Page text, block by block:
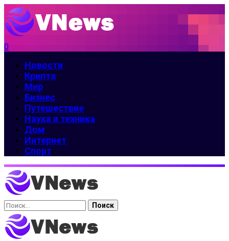
0
Новости
Крипта
Мир
Бизнес
Путешествие
Наука и техника
Дом
Интернет
Спорт
Найти: